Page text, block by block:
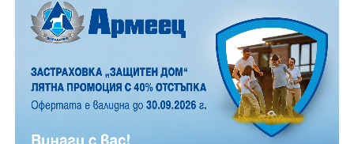
12 АВГУСТ (сряда)
19:00ч. „Книга за книга“ – донеси книга, вземи си
друга, обсъди заглавия и автори с други читатели
20:00ч. Концерт на група МОЛЕЦ, GoGo,
Zov&Vakavliev, Toria
21:30ч. Коктейли и музика